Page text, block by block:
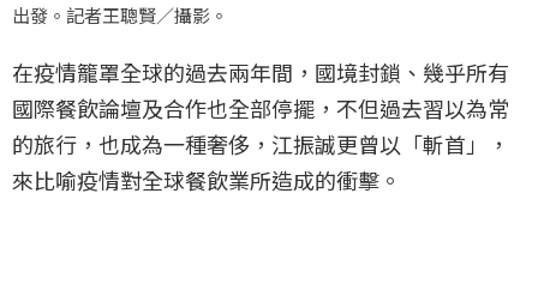
出發。記者王聰賢／攝影。
在疫情籠罩全球的過去兩年間，國境封鎖、幾乎所有
國際餐飲論壇及合作也全部停擺，不但過去習以為常
的旅行，也成為一種奢侈，江振誠更曾以「斬首」，
來比喻疫情對全球餐飲業所造成的衝擊。